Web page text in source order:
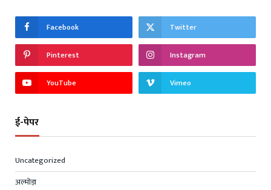
Facebook Twitter
Pinterest Instagram
YouTube Vimeo
ई-पेपर
Uncategorized
अल्मोड़ा